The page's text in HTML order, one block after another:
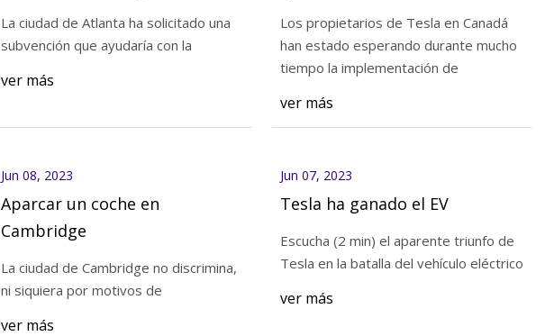
vehículos eléctricos
La ciudad de Atlanta ha solicitado una
subvención que ayudaría con la
ver más
lanzamiento inminente de la
facturación de kWh en
Canadian Superchargers
Los propietarios de Tesla en Canadá
han estado esperando durante mucho
tiempo la implementación de
ver más
Jun 08, 2023
Aparcar un coche en
Cambridge
La ciudad de Cambridge no discrimina,
ni siquiera por motivos de
ver más
Jun 07, 2023
Tesla ha ganado el EV
Escucha (2 min) el aparente triunfo de
Tesla en la batalla del vehículo eléctrico
ver más